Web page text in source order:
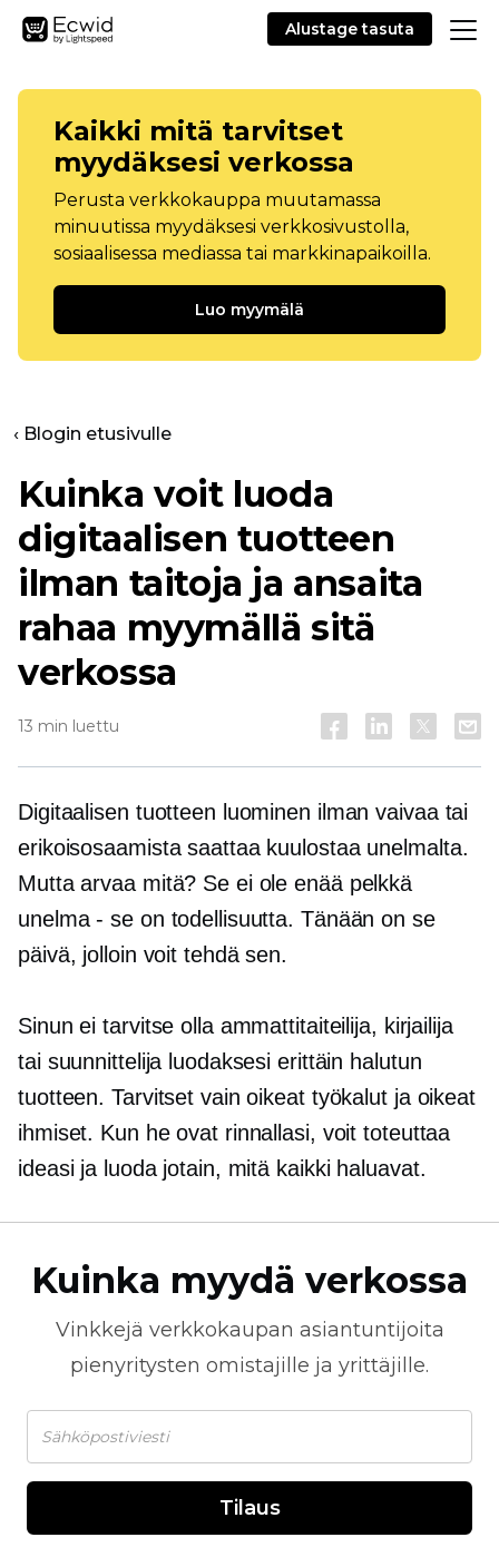
Alustage tasuta
Kaikki mitä tarvitset
myydäksesi verkossa
Perusta verkkokauppa muutamassa
minuutissa myydäksesi verkkosivustolla,
sosiaalisessa mediassa tai markkinapaikoilla.
Luo myymälä
‹ Blogin etusivulle
Kuinka voit luoda
digitaalisen tuotteen
ilman taitoja ja ansaita
rahaa myymällä sitä
verkossa
13 min luettu
Digitaalisen tuotteen luominen ilman vaivaa tai
erikoisosaamista saattaa kuulostaa unelmalta.
Mutta arvaa mitä? Se ei ole enää pelkkä
unelma - se on todellisuutta. Tänään on se
päivä, jolloin voit tehdä sen.
Sinun ei tarvitse olla ammattitaiteilija, kirjailija
tai suunnittelija luodaksesi erittäin halutun
tuotteen. Tarvitset vain oikeat työkalut ja oikeat
ihmiset. Kun he ovat rinnallasi, voit toteuttaa
ideasi ja luoda jotain, mitä kaikki haluavat.
Kuinka myydä verkossa
Vinkkejä verkkokaupan asiantuntijoita
pienyritysten omistajille ja yrittäjille.
Tilaus